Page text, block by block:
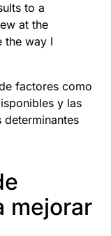
to a
at the
the way I
factores como
y las
mejorar